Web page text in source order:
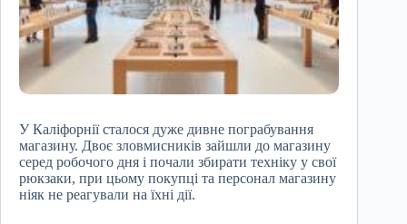
У Каліфорнії сталося дуже дивне пограбування
магазину. Двоє зловмисників зайшли до магазину
серед робочого дня і почали збирати техніку у свої
рюкзаки, при цьому покупці та персонал магазину
ніяк не реагували на їхні дії.